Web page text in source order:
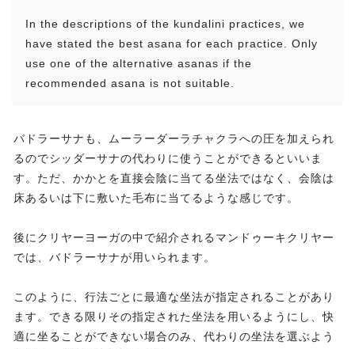
In the descriptions of the kundalini practices, we
have stated the best asana for each practice. Only
use one of the alternative asanas if the
recommended asana is not suitable.
バドラーサナも、ムーラーダーラチャクラへの圧を加えられ
るのでシッダーサナの代わりに使うことができるといいま
す。ただ、かかとを直接会陰に当てる坐法ではなく、会陰は
床あるいは下に敷いた毛布に当てるような感じです。
後にクリヤーヨーガの中で紹介されるマンドゥーキクリヤー
では、バドラーサナが用いられます。
このように、行法ごとに最適な坐法が指定されることがあり
ます。できる限りその指定された坐法を用いるようにし、快
適に坐ることができない場合のみ、代わりの坐法を選ぶよう